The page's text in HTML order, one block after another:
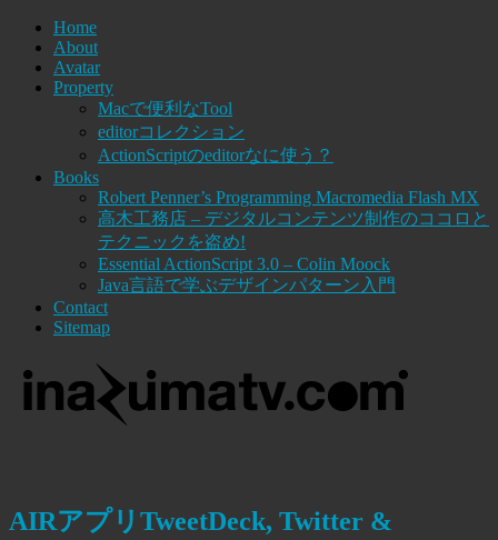
Home
About
Avatar
Property
Macで便利なTool
editorコレクション
ActionScriptのeditorなに使う？
Books
Robert Penner’s Programming Macromedia Flash MX
高木工務店 – デジタルコンテンツ制作のココロと
テクニックを盗め!
Essential ActionScript 3.0 – Colin Moock
Java言語で学ぶデザインパターン入門
Contact
Sitemap
AIRアプリTweetDeck, Twitter &